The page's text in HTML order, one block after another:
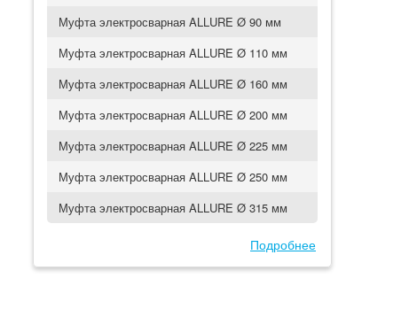
Муфта электросварная ALLURE Ø 90 мм
Муфта электросварная ALLURE Ø 110 мм
Муфта электросварная ALLURE Ø 160 мм
Муфта электросварная ALLURE Ø 200 мм
Муфта электросварная ALLURE Ø 225 мм
Муфта электросварная ALLURE Ø 250 мм
Муфта электросварная ALLURE Ø 315 мм
Подробнее